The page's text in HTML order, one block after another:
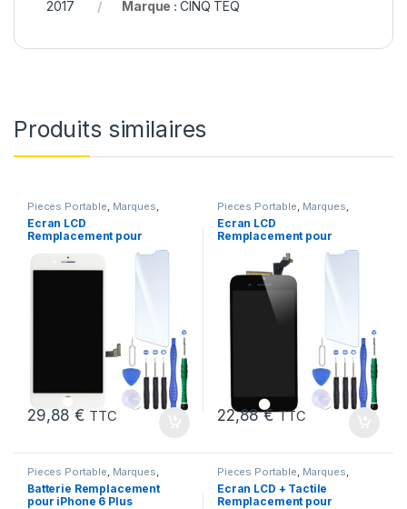
2017
Marque : CINQ TEQ
Produits similaires
Pieces Portable, Marques,
Apple iPhone 7 Plus
Ecran LCD
Remplacement pour
KIT Outils
29,88€ TTC
Pieces Portable, Marques,
Apple iPhone 6S Plus
Ecran LCD
Remplacement pour
+Verre Trempe +Outils
22,88€ TTC
Pieces Portable Marques
iPhone 6 Plus Batteries et
chargeurs,Batteries Apple
Batterie Remplacement
pour iPhone 6 Plus
Pieces Portable Marques
iPhone 6 Plus
Ecran LCD + Tactile
Remplacement pour